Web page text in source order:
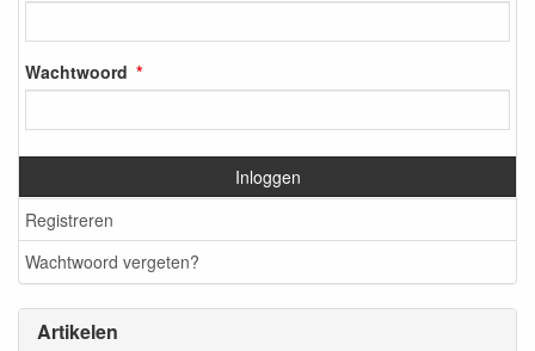
Wachtwoord
Inloggen
Registreren
Wachtwoord vergeten?
Artikelen